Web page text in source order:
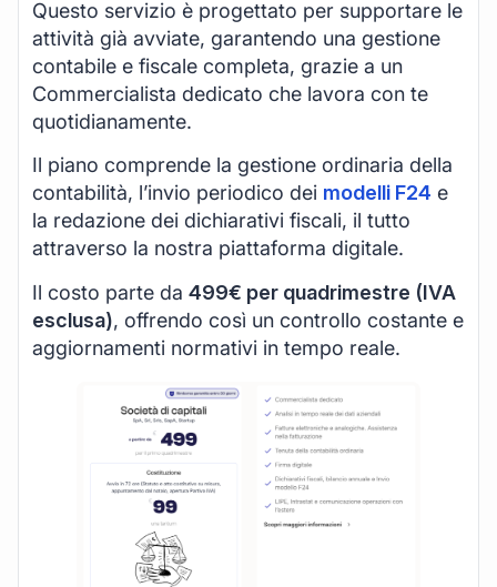
Questo servizio è progettato per supportare le
attività già avviate, garantendo una gestione
contabile e fiscale completa, grazie a un
Commercialista dedicato che lavora con te
quotidianamente.
Il piano comprende la gestione ordinaria della
contabilità, l’invio periodico dei modelli F24 e
la redazione dei dichiarativi fiscali, il tutto
attraverso la nostra piattaforma digitale.
Il costo parte da 499€ per quadrimestre (IVA
esclusa), offrendo così un controllo costante e
aggiornamenti normativi in tempo reale.